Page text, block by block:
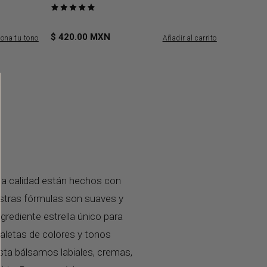
tu tono
Puntuado
de
$ 420.00 MXN Añadir al carrito
calidad están hechos con
fórmulas son suaves y
estrella único para
de colores y tonos
bálsamos labiales, cremas,